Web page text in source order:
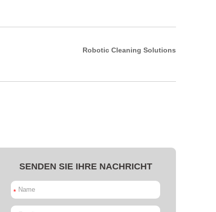
Robotic Cleaning Solutions
SENDEN SIE IHRE NACHRICHT
*